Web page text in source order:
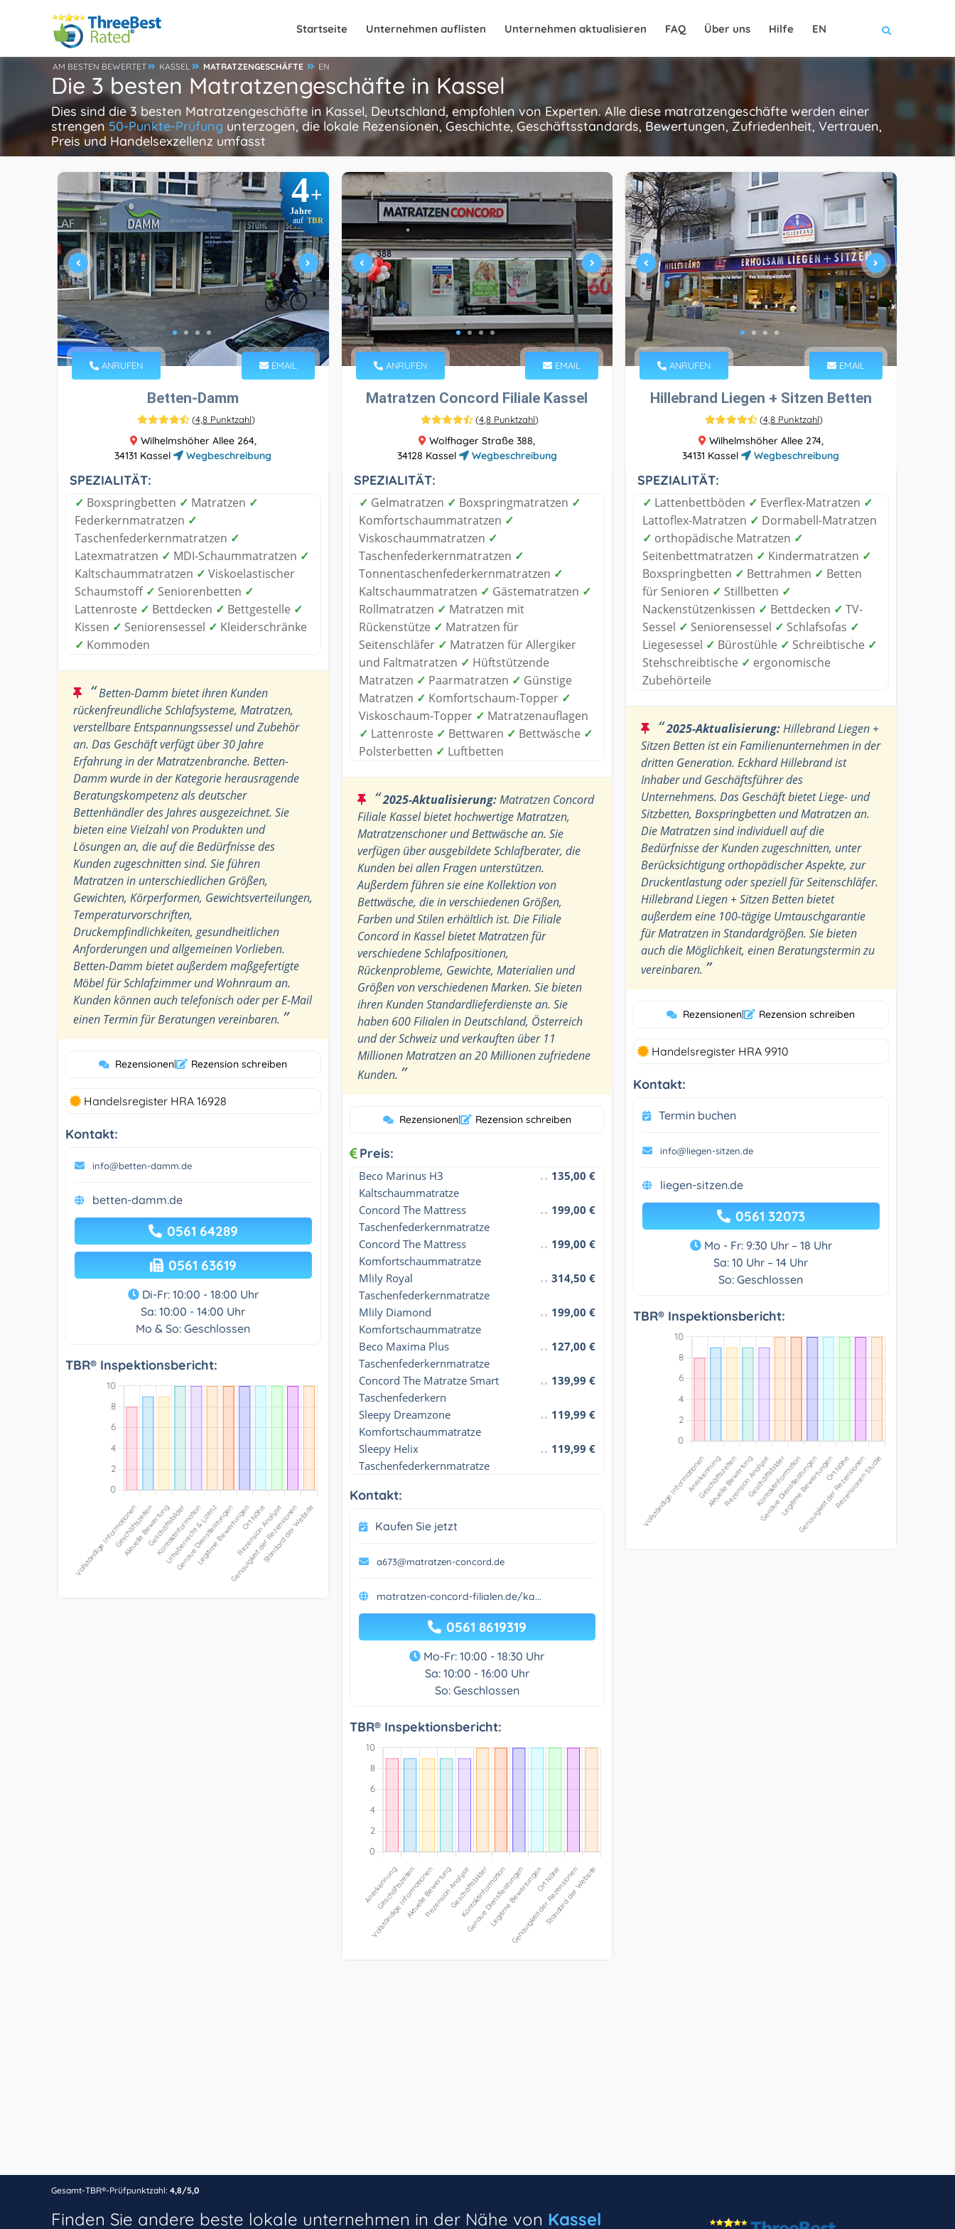
Startseite Unternehmen auflisten Unternehmen aktualisieren FAQ Über uns Hilfe EN
AM BESTEN BEWERTET KASSEL MATRATZENGESCHÄFTE EN
Die 3 besten Matratzengeschäfte in Kassel
Dies sind die 3 besten Matratzengeschäfte in Kassel, Deutschland, empfohlen von Experten. Alle diese matratzengeschäfte werden einer
strengen 50-Punkte-Prüfung unterzogen, die lokale Rezensionen, Geschichte, Geschäftsstandards, Bewertungen, Zufriedenheit, Vertrauen,
Preis und Handelsexzellenz umfasst
4+
Jahre
auf TBR
ANRUFEN EMAIL
Betten-Damm
(4,8 Punktzahl)
Wilhelmshöher Allee 264,
34131 Kassel
Wegbeschreibung
SPEZIALITÄT:
✓ Boxspringbetten ✓ Matratzen ✓
Federkernmatratzen ✓
Taschenfederkernmatratzen ✓
Latexmatratzen ✓ MDI-Schaummatratzen ✓
Kaltschaummatratzen ✓ Viskoelastischer
Schaumstoff ✓ Seniorenbetten ✓
Lattenroste ✓ Bettdecken ✓ Bettgestelle ✓
Kissen ✓ Seniorensessel ✓ Kleiderschränke
✓ Kommoden
“Betten-Damm bietet ihren Kunden
rückenfreundliche Schlafsysteme, Matratzen,
verstellbare Entspannungssessel und Zubehör
an. Das Geschäft verfügt über 30 Jahre
Erfahrung in der Matratzenbranche. Betten-
Damm wurde in der Kategorie herausragende
Beratungskompetenz als deutscher
Bettenhändler des Jahres ausgezeichnet. Sie
bieten eine Vielzahl von Produkten und
Lösungen an, die auf die Bedürfnisse des
Kunden zugeschnitten sind. Sie führen
Matratzen in unterschiedlichen Größen,
Gewichten, Körperformen, Gewichtsverteilungen,
Temperaturvorschriften,
Druckempfindlichkeiten, gesundheitlichen
Anforderungen und allgemeinen Vorlieben.
Betten-Damm bietet außerdem maßgefertigte
Möbel für Schlafzimmer und Wohnraum an.
Kunden können auch telefonisch oder per E-Mail
einen Termin für Beratungen vereinbaren. ”
Rezensionen| Rezension schreiben
Handelsregister HRA 16928
Kontakt:
info@betten-damm.de
betten-damm.de
0561 64289
0561 63619
Di-Fr: 10:00 - 18:00 Uhr
Sa: 10:00 - 14:00 Uhr
Mo & So: Geschlossen
TBR® Inspektionsbericht:
ANRUFEN EMAIL
Matratzen Concord Filiale Kassel
(4,8 Punktzahl)
Wolfhager Straße 388,
34128 Kassel
Wegbeschreibung
SPEZIALITÄT:
✓ Gelmatratzen ✓ Boxspringmatratzen ✓
Komfortschaummatratzen ✓
Viskoschaummatratzen ✓
Taschenfederkernmatratzen ✓
Tonnentaschenfederkernmatratzen ✓
Kaltschaummatratzen ✓ Gästematratzen ✓
Rollmatratzen ✓ Matratzen mit
Rückenstütze ✓ Matratzen für
Seitenschläfer ✓ Matratzen für Allergiker
und Faltmatratzen ✓ Hüftstützende
Matratzen ✓ Paarmatratzen ✓ Günstige
Matratzen ✓ Komfortschaum-Topper ✓
Viskoschaum-Topper ✓ Matratzenauflagen
✓ Lattenroste ✓ Bettwaren ✓ Bettwäsche ✓
Polsterbetten ✓ Luftbetten
“2025-Aktualisierung:Matratzen Concord
Filiale Kassel bietet hochwertige Matratzen,
Matratzenschoner und Bettwäsche an. Sie
verfügen über ausgebildete Schlafberater, die
Kunden bei allen Fragen unterstützen.
Außerdem führen sie eine Kollektion von
Bettwäsche, die in verschiedenen Größen,
Farben und Stilen erhältlich ist. Die Filiale
Concord in Kassel bietet Matratzen für
verschiedene Schlafpositionen,
Rückenprobleme, Gewichte, Materialien und
Größen von verschiedenen Marken. Sie bieten
ihren Kunden Standardlieferdienste an. Sie
haben 600 Filialen in Deutschland, Österreich
und der Schweiz und verkauften über 11
Millionen Matratzen an 20 Millionen zufriedene
Kunden. ”
Rezensionen| Rezension schreiben
Preis:
Beco Marinus H3
Kaltschaummatratze
135,00 €
Concord The Mattress
Taschenfederkernmatratze
199,00 €
Concord The Mattress
Komfortschaummatratze
199,00 €
Mlily Royal
Taschenfederkernmatratze
314,50 €
Mlily Diamond
Komfortschaummatratze
199,00 €
Beco Maxima Plus
Taschenfederkernmatratze
127,00 €
Concord The Matratze Smart
Taschenfederkern
139,99 €
Sleepy Dreamzone
Komfortschaummatratze
119,99 €
Sleepy Helix
Taschenfederkernmatratze
119,99 €
Kontakt:
Kaufen Sie jetzt
a673@matratzen-concord.de
matratzen-concord-filialen.de/ka...
0561 8619319
Mo-Fr: 10:00 - 18:30 Uhr
Sa: 10:00 - 16:00 Uhr
So: Geschlossen
TBR® Inspektionsbericht:
ANRUFEN EMAIL
Hillebrand Liegen + Sitzen Betten
(4,8 Punktzahl)
Wilhelmshöher Allee 274,
34131 Kassel
Wegbeschreibung
SPEZIALITÄT:
✓ Lattenbettböden ✓ Everflex-Matratzen ✓
Lattoflex-Matratzen ✓ Dormabell-Matratzen
✓ orthopädische Matratzen ✓
Seitenbettmatratzen ✓ Kindermatratzen ✓
Boxspringbetten ✓ Bettrahmen ✓ Betten
für Senioren ✓ Stillbetten ✓
Nackenstützenkissen ✓ Bettdecken ✓ TV-
Sessel ✓ Seniorensessel ✓ Schlafsofas ✓
Liegesessel ✓ Bürostühle ✓ Schreibtische ✓
Stehschreibtische ✓ ergonomische
Zubehörteile
“2025-Aktualisierung:Hillebrand Liegen +
Sitzen Betten ist ein Familienunternehmen in der
dritten Generation. Eckhard Hillebrand ist
Inhaber und Geschäftsführer des
Unternehmens. Das Geschäft bietet Liege- und
Sitzbetten, Boxspringbetten und Matratzen an.
Die Matratzen sind individuell auf die
Bedürfnisse der Kunden zugeschnitten, unter
Berücksichtigung orthopädischer Aspekte, zur
Druckentlastung oder speziell für Seitenschläfer.
Hillebrand Liegen + Sitzen Betten bietet
außerdem eine 100-tägige Umtauschgarantie
für Matratzen in Standardgrößen. Sie bieten
auch die Möglichkeit, einen Beratungstermin zu
vereinbaren. ”
Rezensionen| Rezension schreiben
Handelsregister HRA 9910
Kontakt:
Termin buchen
info@liegen-sitzen.de
liegen-sitzen.de
0561 32073
Mo - Fr: 9:30 Uhr – 18 Uhr
Sa: 10 Uhr – 14 Uhr
So: Geschlossen
TBR® Inspektionsbericht:
Gesamt-TBR®-Prüfpunktzahl: 4,8/5,0
Finden Sie andere beste lokale unternehmen in der Nähe von Kassel